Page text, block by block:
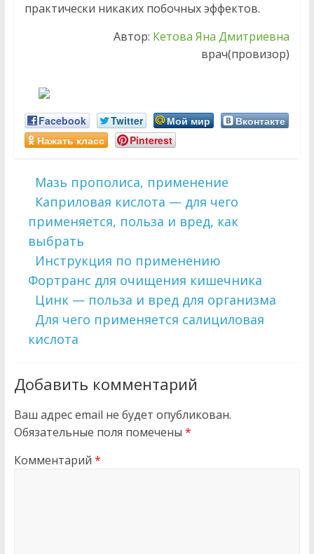
практически никаких побочных эффектов.
Автор: Кетова Яна Дмитриевна
врач(провизор)
Facebook Twitter Мой мир
Вконтакте
Нажать класс
Pinterest
Мазь прополиса, применение
Каприловая кислота — для чего
применяется, польза и вред, как
выбрать
Инструкция по применению
Фортранс для очищения кишечника
Цинк — польза и вред для организма
Для чего применяется салициловая
кислота
Добавить комментарий
Ваш адрес email не будет опубликован.
Обязательные поля помечены *
Комментарий *